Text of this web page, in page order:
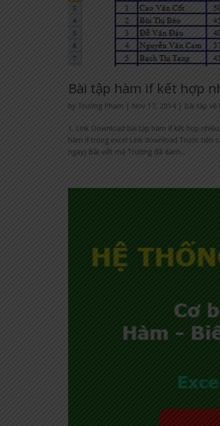
Bài tập hàm if kết hợp
by Trường Phạm | Nov 17, 2014 | Bài tập về
1. Link Download bài tập hàm if kết hợp
hàm if trong excel Link download Trước tiên
ngay) Bài viết mà Trường đã dành...